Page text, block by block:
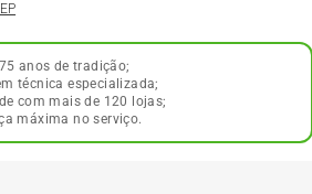
anos de tradição;
técnica especializada;
com mais de 120 lojas;
máxima no serviço.